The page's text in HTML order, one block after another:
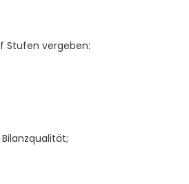
Stufen vergeben: